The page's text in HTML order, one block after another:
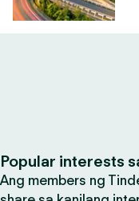
Popular interests
Ang members ng